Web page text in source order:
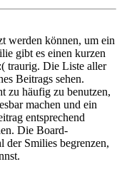
werden können, um ein
gibt es einen kurzen
traurig. Die Liste aller
Beitrags sehen.
zu häufig zu benutzen,
machen und ein
entsprechend
Die Board-
der Smilies begrenzen,